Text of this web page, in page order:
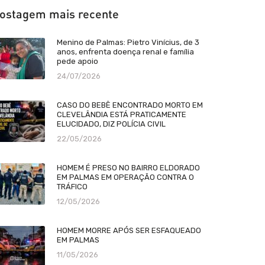
mais recente
Menino de Palmas: Pietro Vinícius, de 3
anos, enfrenta doença renal e família
pede apoio
24/07/2026
CASO DO BEBÊ ENCONTRADO MORTO EM
CLEVELÂNDIA ESTÁ PRATICAMENTE
ELUCIDADO, DIZ POLÍCIA CIVIL
22/05/2026
HOMEM É PRESO NO BAIRRO ELDORADO
EM PALMAS EM OPERAÇÃO CONTRA O
TRÁFICO
12/05/2026
HOMEM MORRE APÓS SER ESFAQUEADO
EM PALMAS
11/05/2026